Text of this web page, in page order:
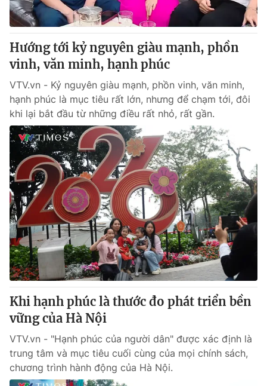
Tư vấn
Chuyên mục khác
Emagazine Podcast
Photo Infographic
Video Shorts video
VTV Money VTV Thể thao
VTV Sức khoẻ Bất động sản
Thị trường 24h Tấm lòng Việt
VTV4 Vươn mình bằng AI
VTV9 VTV8
Liên hệ tòa soạn
Hướng tới kỷ nguyên giàu mạnh, phồn
vinh, văn minh, hạnh phúc
VTV.vn - Kỷ nguyên giàu mạnh, phồn vinh, văn minh,
hạnh phúc là mục tiêu rất lớn, nhưng để chạm tới, đôi
khi lại bắt đầu từ những điều rất nhỏ, rất gần.
Khi hạnh phúc là thước đo phát triển bền
vững của Hà Nội
VTV.vn - "Hạnh phúc của người dân" được xác định là
trung tâm và mục tiêu cuối cùng của mọi chính sách,
chương trình hành động của Hà Nội.